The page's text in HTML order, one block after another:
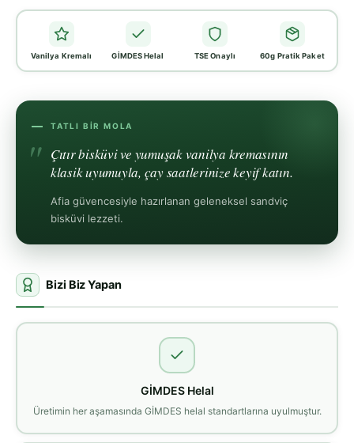
Vanilya Kremalı GİMDES Helal TSE Onaylı 60g Pratik Paket
TATLI BIR MOLA
Çıtır bisküvi ve yumuşak vanilya kremasının
klasik uyumuyla, çay saatlerinize keyif katın.
Afia güvencesiyle hazırlanan geleneksel sandviç
bisküvi lezzeti.
Bizi Biz Yapan
GİMDES Helal
Üretimin her aşamasında GİMDES helal standartlarına uyulmuştur.